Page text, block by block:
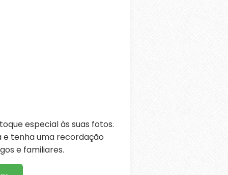
especial às suas fotos.
e tenha uma recordação
e familiares.